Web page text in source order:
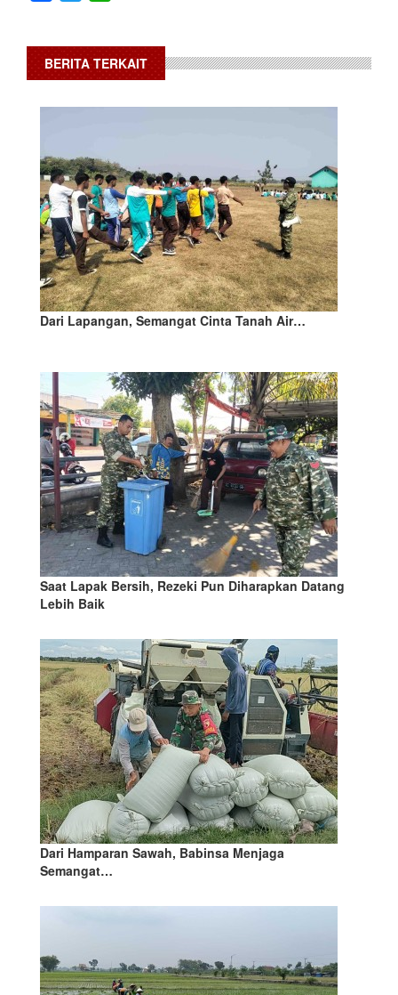
BERITA TERKAIT
Dari Lapangan, Semangat Cinta Tanah Air…
Saat Lapak Bersih, Rezeki Pun Diharapkan Datang
Lebih Baik
Dari Hamparan Sawah, Babinsa Menjaga
Semangat…